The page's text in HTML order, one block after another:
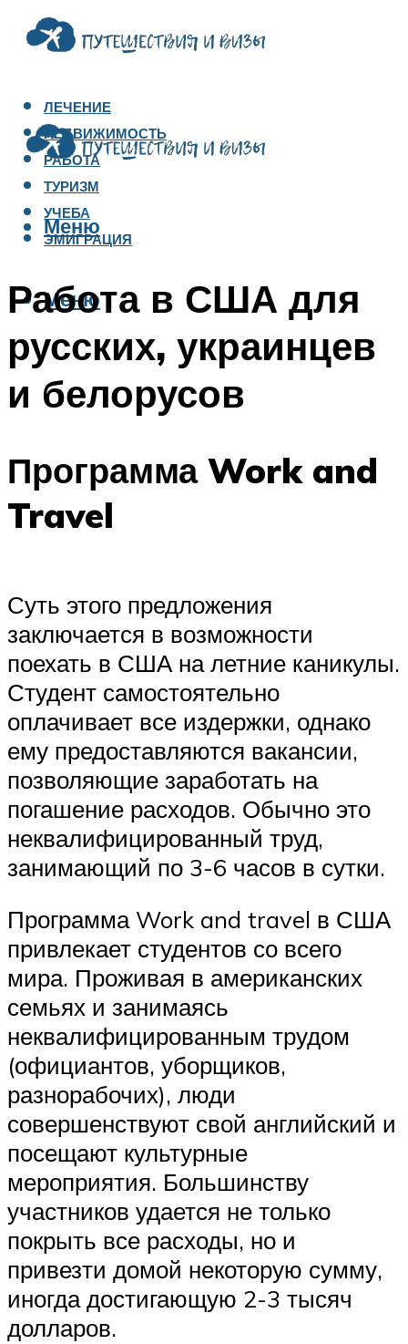
ЛЕЧЕНИЕ
НЕДВИЖИМОСТЬ
РАБОТА
ТУРИЗМ
УЧЕБА
ЭМИГРАЦИЯ
Меню
Меню
Работа в США для
русских, украинцев
и белорусов
Программа Work and
Travel
Суть этого предложения
заключается в возможности
поехать в США на летние каникулы.
Студент самостоятельно
оплачивает все издержки, однако
ему предоставляются вакансии,
позволяющие заработать на
погашение расходов. Обычно это
неквалифицированный труд,
занимающий по 3-6 часов в сутки.
Программа Work and travel в США
привлекает студентов со всего
мира. Проживая в американских
семьях и занимаясь
неквалифицированным трудом
(официантов, уборщиков,
разнорабочих), люди
совершенствуют свой английский и
посещают культурные
мероприятия. Большинству
участников удается не только
покрыть все расходы, но и
привезти домой некоторую сумму,
иногда достигающую 2-3 тысяч
долларов.